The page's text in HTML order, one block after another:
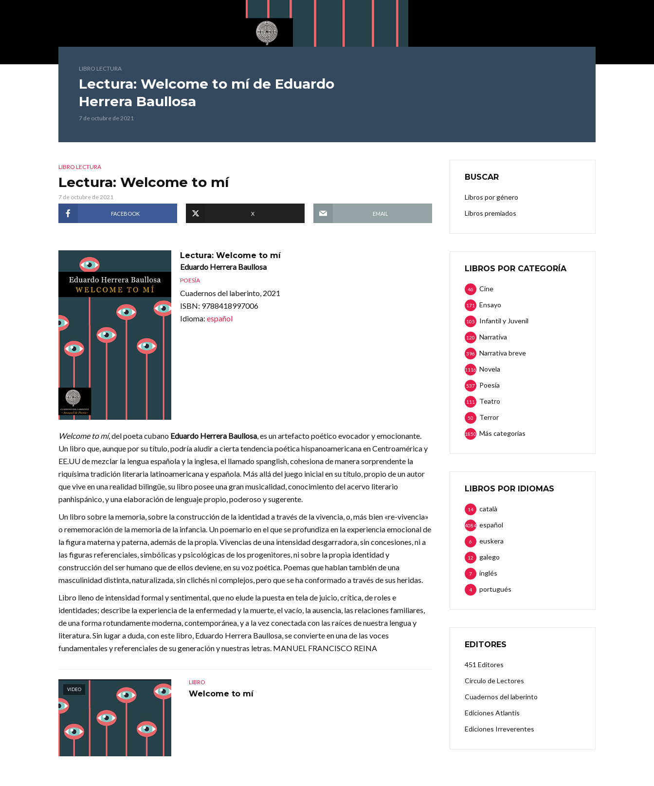
LIBRO LECTURA
Lectura: Welcome to míde Eduardo
Herrera Baullosa
7 de octubre de 2021
LIBRO LECTURA
Lectura: Welcome to mí
7 de octubre de 2021
FACEBOOK X EMAIL
Lectura: Welcome to mí
Eduardo Herrera Baullosa
POESÍA
Cuadernos del laberinto, 2021
ISBN: 9788418997006
Idioma: español
Welcome to mí, del poeta cubano Eduardo Herrera Baullosa, es un artefacto poético evocador y emocionante.
Un libro que, aunque por su título, podría aludir a cierta tendencia poética hispanoamericana en Centroamérica y
EE.UU de mezclar la lengua española y la inglesa, el llamado spanglish, cohesiona de manera sorprendente la
riquísima tradición literaria latinoamericana y española. Más allá del juego inicial en su título, propio de un autor
que vive en una realidad bilingüe, su libro posee una gran musicalidad, conocimiento del acervo literario
panhispánico, y una elaboración de lenguaje propio, poderoso y sugerente.
Un libro sobre la memoria, sobre la construcción de la identidad a través de la vivencia, o, más bien «re-vivencia»
o rememoración de la memoria de la infancia. Un poemario en el que se profundiza en la experiencia emocional de
la figura materna y paterna, además de la propia. Vivencias de una intensidad desgarradora, sin concesiones, ni a
las figuras referenciales, simbólicas y psicológicas de los progenitores, ni sobre la propia identidad y
construcción del ser humano que de ellos deviene, en su voz poética. Poemas que hablan también de una
masculinidad distinta, naturalizada, sin clichés ni complejos, pero que se ha conformado a través de sus heridas.
Libro lleno de intensidad formal y sentimental, que no elude la puesta en tela de juicio, crítica, de roles e
identidades; describe la experiencia de la enfermedad y la muerte, el vacío, la ausencia, las relaciones familiares,
de una forma rotundamente moderna, contemporánea, y a la vez conectada con las raíces de nuestra lengua y
literatura. Sin lugar a duda, con este libro, Eduardo Herrera Baullosa, se convierte en una de las voces
fundamentales y referenciales de su generación y nuestras letras. MANUEL FRANCISCO REINA
VIDEO
LIBRO
Welcome to mí
BUSCAR
Libros por género
Libros premiados
LIBROS POR CATEGORÍA
Cine
46
Ensayo
171
Infantil y Juvenil
105
Narrativa
120
Narrativa breve
396
Novela
1116
Poesía
537
Teatro
111
Terror
50
Más categorias
1850
LIBROS POR IDIOMAS
català
14
español
4084
euskera
6
galego
12
inglés
7
portugués
4
EDITORES
451 Editores
Círculo de Lectores
Cuadernos del laberinto
Ediciones Atlantis
Ediciones Irreverentes